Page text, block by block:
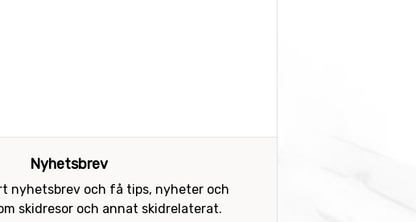
Nyhetsbrev
nyhetsbrev och få tips, nyheter och
skidresor och annat skidrelaterat.